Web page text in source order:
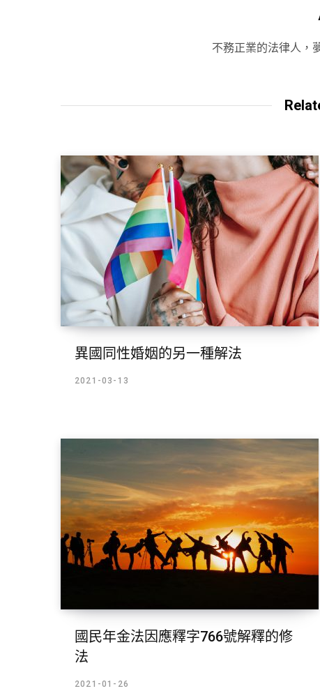
不務正業的法律人，
異國同性婚姻的另一種解法
2021-03-13
國民年金法因應釋字766號解釋的修
法
2021-01-26